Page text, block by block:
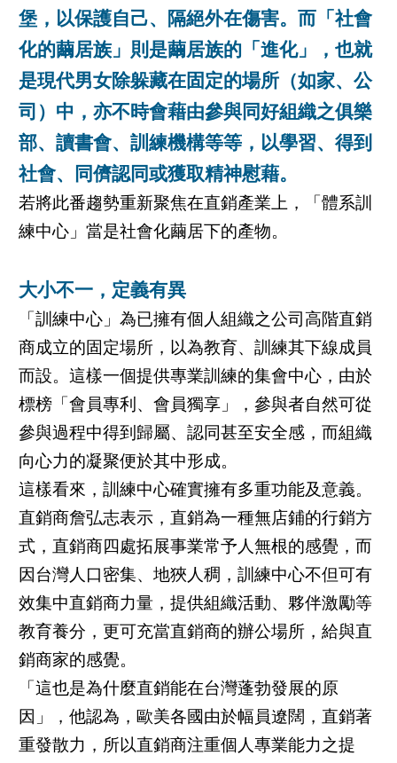
堡，以保護自己、隔絕外在傷害。而「社會
化的繭居族」則是繭居族的「進化」，也就
是現代男女除躲藏在固定的場所（如家、公
司）中，亦不時會藉由參與同好組織之俱樂
部、讀書會、訓練機構等等，以學習、得到
社會、同儕認同或獲取精神慰藉。
若將此番趨勢重新聚焦在直銷產業上，「體系訓
練中心」當是社會化繭居下的產物。
大小不一，定義有異
「訓練中心」為已擁有個人組織之公司高階直銷
商成立的固定場所，以為教育、訓練其下線成員
而設。這樣一個提供專業訓練的集會中心，由於
標榜「會員專利、會員獨享」，參與者自然可從
參與過程中得到歸屬、認同甚至安全感，而組織
向心力的凝聚便於其中形成。
這樣看來，訓練中心確實擁有多重功能及意義。
直銷商詹弘志表示，直銷為一種無店鋪的行銷方
式，直銷商四處拓展事業常予人無根的感覺，而
因台灣人口密集、地狹人稠，訓練中心不但可有
效集中直銷商力量，提供組織活動、夥伴激勵等
教育養分，更可充當直銷商的辦公場所，給與直
銷商家的感覺。
「這也是為什麼直銷能在台灣蓬勃發展的原
因」，他認為，歐美各國由於幅員遼闊，直銷著
重發散力，所以直銷商注重個人專業能力之提